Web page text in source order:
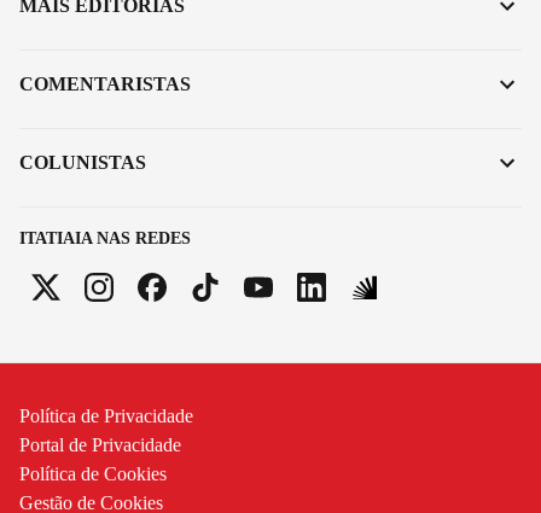
ITATIAIA NAS REDES
MAIS EDITORIAS
COMENTARISTAS
COLUNISTAS
Política de Privacidade
Portal de Privacidade
Política de Cookies
Gestão de Cookies